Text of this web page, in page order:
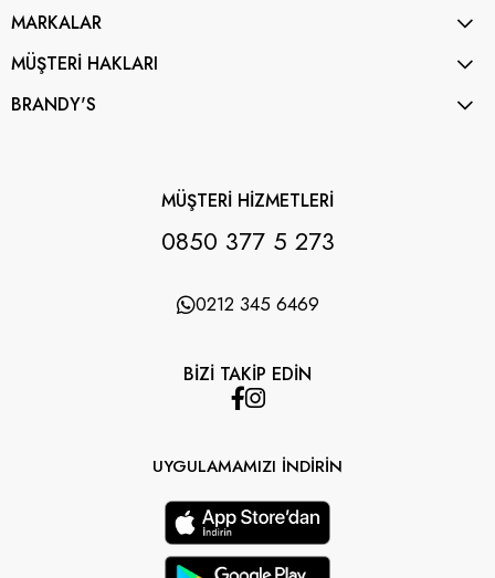
MARKALAR
MÜŞTERİ HAKLARI
BRANDY'S
MÜŞTERİ HİZMETLERİ
0850 377 5 273
0212 345 6469
BİZİ TAKİP EDİN
UYGULAMAMIZI İNDİRİN